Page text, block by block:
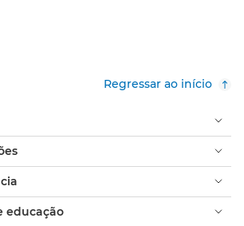
Regressar ao início
educação